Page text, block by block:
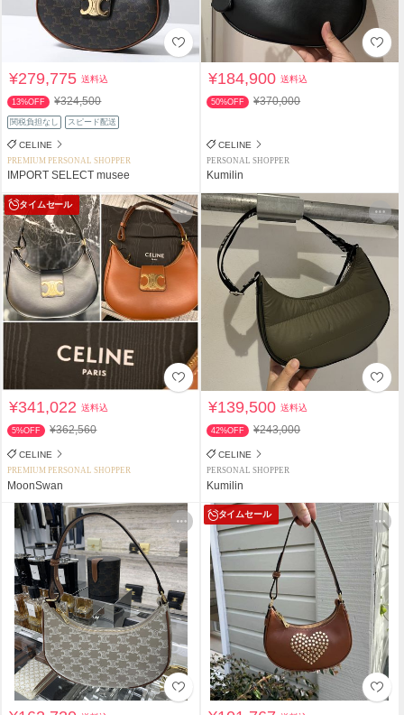
¥279,775送料込
13%OFF ¥324,500
関税負担なし スピード配送
CELINE
PREMIUM PERSONAL SHOPPER
IMPORT SELECT musee
¥184,900送料込
50%OFF ¥370,000
CELINE
PERSONAL SHOPPER
Kumilin
タイムセール
¥341,022送料込
5%OFF ¥362,560
CELINE
PREMIUM PERSONAL SHOPPER
MoonSwan
¥139,500送料込
42%OFF ¥243,000
CELINE
PERSONAL SHOPPER
Kumilin
タイムセール